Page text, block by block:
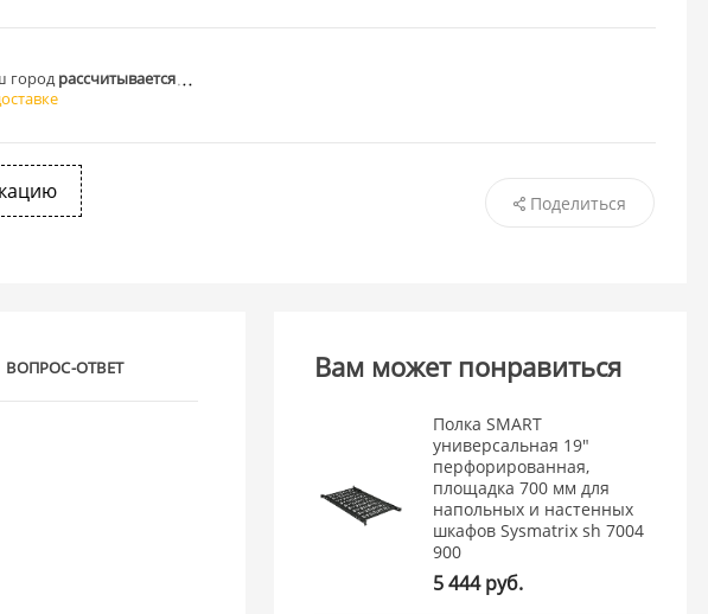
городрассчитывается
Поделиться
ВОПРОС-ОТВЕТ Вам может понравиться
Полка SMART
универсальная 19"
перфорированная,
площадка 700 мм для
напольных и настенных
шкафов Sysmatrix sh 7004
900
5 444 руб.